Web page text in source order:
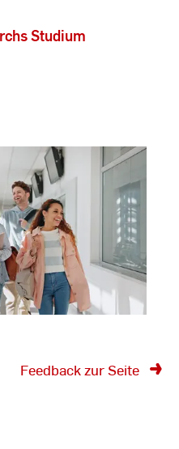
Studium
Feedback zur Seite